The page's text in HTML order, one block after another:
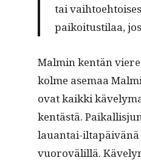
tai
paikoi­tusti­laa,
Malmin ken­tän
kolme ase­maa
ovat kaik­ki
ken­tästä.
lauan­tai-
vuorovälil­lä.